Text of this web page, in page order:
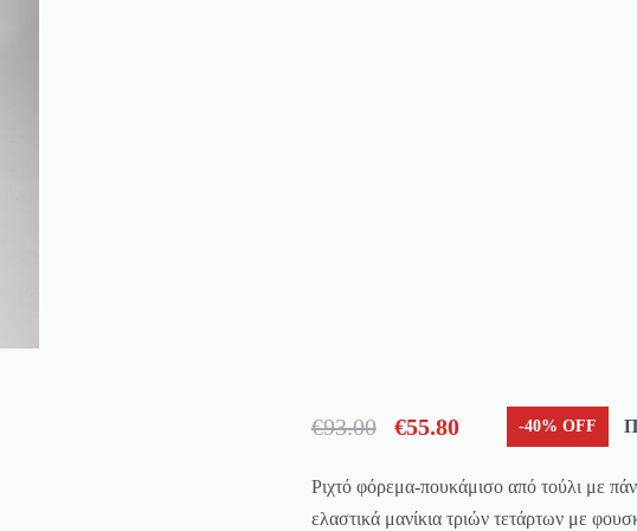
€93.00 €55.80 -40% OFF
Ριχτό φόρεμα-πουκάμισο από τούλι με
ελαστικά μανίκια τριών τετάρτων με